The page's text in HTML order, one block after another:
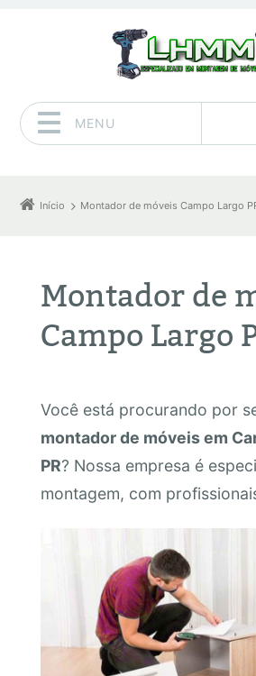
MENU
Início Montador de móveis Campo Largo
Montador de
Campo Largo
Você está procurando por
montador de móveis em
PR? Nossa empresa é
montagem, com